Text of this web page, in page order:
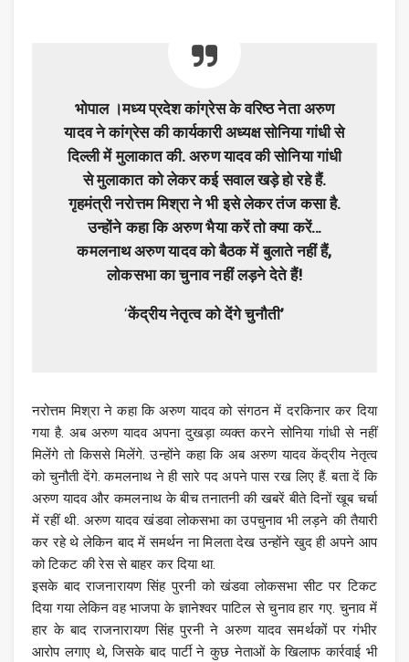
भोपाल ।मध्य प्रदेश कांग्रेस के वरिष्ठ नेता अरुण
यादव ने कांग्रेस की कार्यकारी अध्यक्ष सोनिया गांधी से
दिल्ली में मुलाकात की. अरुण यादव की सोनिया गांधी
से मुलाकात को लेकर कई सवाल खड़े हो रहे हैं.
गृहमंत्री नरोत्तम मिश्रा ने भी इसे लेकर तंज कसा है.
उन्होंने कहा कि अरुण भैया करें तो क्या करें…
कमलनाथ अरुण यादव को बैठक में बुलाते नहीं हैं,
लोकसभा का चुनाव नहीं लड़ने देते हैं!
‘केंद्रीय नेतृत्व को देंगे चुनौती’
नरोत्तम मिश्रा ने कहा कि अरुण यादव को संगठन में दरकिनार कर दिया
गया है. अब अरुण यादव अपना दुखड़ा व्यक्त करने सोनिया गांधी से नहीं
मिलेंगे तो किससे मिलेंगे. उन्होंने कहा कि अब अरुण यादव केंद्रीय नेतृत्व
को चुनौती देंगे. कमलनाथ ने ही सारे पद अपने पास रख लिए हैं. बता दें कि
अरुण यादव और कमलनाथ के बीच तनातनी की खबरें बीते दिनों खूब चर्चा
में रहीं थी. अरुण यादव खंडवा लोकसभा का उपचुनाव भी लड़ने की तैयारी
कर रहे थे लेकिन बाद में समर्थन ना मिलता देख उन्होंने खुद ही अपने आप
को टिकट की रेस से बाहर कर दिया था.
इसके बाद राजनारायण सिंह पुरनी को खंडवा लोकसभा सीट पर टिकट
दिया गया लेकिन वह भाजपा के ज्ञानेश्वर पाटिल से चुनाव हार गए. चुनाव में
हार के बाद राजनारायण सिंह पुरनी ने अरुण यादव समर्थकों पर गंभीर
आरोप लगाए थे, जिसके बाद पार्टी ने कुछ नेताओं के खिलाफ कार्रवाई भी